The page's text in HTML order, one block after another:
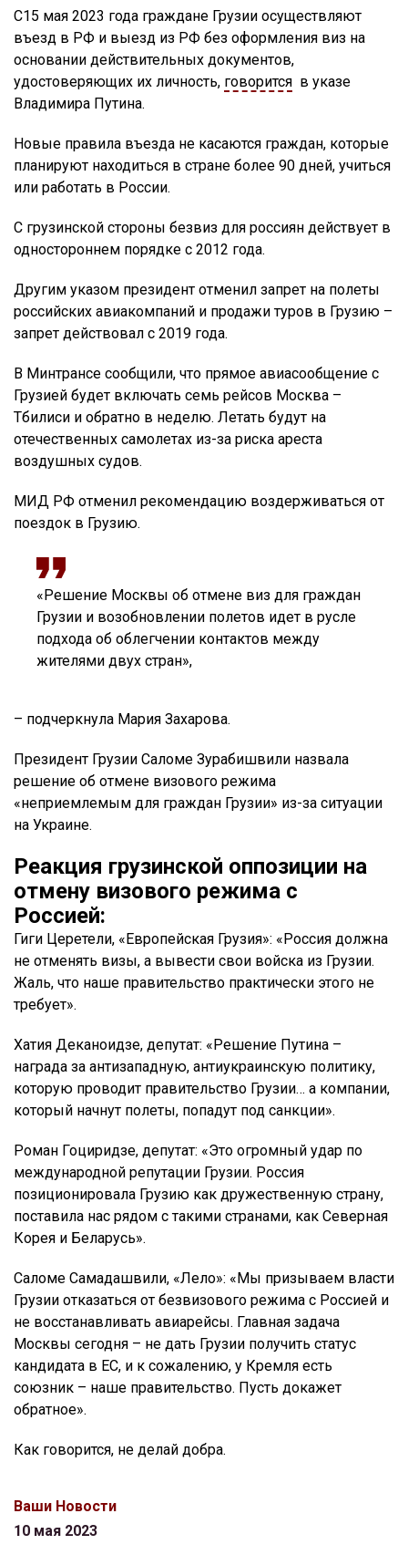
С15 мая 2023 года граждане Грузии осуществляют
въезд в РФ и выезд из РФ без оформления виз на
основании действительных документов,
удостоверяющих их личность, говорится в указе
Владимира Путина.
Новые правила въезда не касаются граждан, которые
планируют находиться в стране более 90 дней, учиться
или работать в России.
С грузинской стороны безвиз для россиян действует в
одностороннем порядке с 2012 года.
Другим указом президент отменил запрет на полеты
российских авиакомпаний и продажи туров в Грузию –
запрет действовал с 2019 года.
В Минтрансе сообщили, что прямое авиасообщение с
Грузией будет включать семь рейсов Москва –
Тбилиси и обратно в неделю. Летать будут на
отечественных самолетах из-за риска ареста
воздушных судов.
МИД РФ отменил рекомендацию воздерживаться от
поездок в Грузию.
«Решение Москвы об отмене виз для граждан
Грузии и возобновлении полетов идет в русле
подхода об облегчении контактов между
жителями двух стран»,
– подчеркнула Мария Захарова.
Президент Грузии Саломе Зурабишвили назвала
решение об отмене визового режима
«неприемлемым для граждан Грузии» из-за ситуации
на Украине.
Реакция грузинской оппозиции на
отмену визового режима с
Россией:
Гиги Церетели, «Европейская Грузия»: «Россия должна
не отменять визы, а вывести свои войска из Грузии.
Жаль, что наше правительство практически этого не
требует».
Хатия Деканоидзе, депутат: «Решение Путина –
награда за антизападную, антиукраинскую политику,
которую проводит правительство Грузии… а компании,
который начнут полеты, попадут под санкции».
Роман Гоциридзе, депутат: «Это огромный удар по
международной репутации Грузии. Россия
позиционировала Грузию как дружественную страну,
поставила нас рядом с такими странами, как Северная
Корея и Беларусь».
Саломе Самадашвили, «Лело»: «Мы призываем власти
Грузии отказаться от безвизового режима с Россией и
не восстанавливать авиарейсы. Главная задача
Москвы сегодня – не дать Грузии получить статус
кандидата в ЕС, и к сожалению, у Кремля есть
союзник – наше правительство. Пусть докажет
обратное».
Как говорится, не делай добра.
Ваши Новости
10 мая 2023